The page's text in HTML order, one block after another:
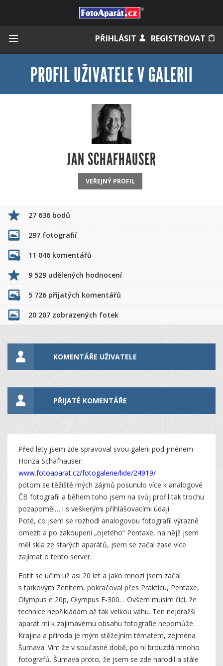
PŘIHLÁSIT REGISTROVAT
Zapomněli jste heslo?
Měli jste účet na starém webu?
PROFIL UŽIVATELE V GALERII
JAN SCHAFHAUSER
VEŘEJNÝ PROFIL
27 636 bodů
297 fotografií
11 046 komentářů
9 529 udělených hodnocení
5 726 přijatých komentářů
20 207 zobrazených fotek
KOMENTÁŘE UŽIVATELE
PŘIJATÉ KOMENTÁŘE
Před lety jsem zde spravoval svou galerii pod jménem
Honza Schafhauser:
www.fotoaparat.cz/fotogalerie/lide/24919/
potom se těžiště mých zájmů posunulo více k analogové
ČB fotografii a během toho jsem na svůj profil tak trochu
pozapoměl… i s veškerými přihlašovacími údaji.
Poté, co jsem se rozhodl analogovou fotografii výrazně
omezit a po zakoupení „ojetého“ Pentaxe, na nějž jsem
měl skla ze starých aparátů, jsem se začal zase více
zajímat o tento server.
Fotit se učím už asi 20 let a jako mnozí jsem začal
s taťkovým Zenitem, pokračoval přes Prakticu, Pentaxe,
Olympus e 20p, Olympus E-300… Ovšem musím říci, že
technice nepřikládám až tak velkou váhu. Ten nejdražší
aparát mi k zajímavému obsahu fotografie nepomůže.
Krajina a příroda je mým stěžejním tématem, zejména
Šumava. Vím že v současné době, po ní brouzdá mnoho
fotografů. Šumava proto, že jsem se zde narodil a stále